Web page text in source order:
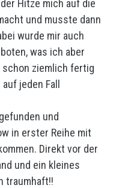
Hitze mich auf die
und musste dann
wurde mir auch
was ich aber
schon ziemlich fertig
jeden Fall
und
in erster Reihe mit
Direkt vor der
und ein kleines
traumhaft!!